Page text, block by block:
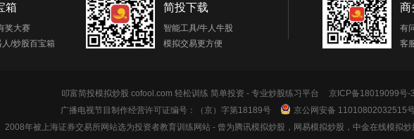
箱
奖大赛
/炒股百宝箱
简投下载
智能工具/牛人牛股
模拟交易更方便
商
有
客
叩富简投模拟炒股 cofool.com 轻松训练 简单投资 - 专业炒股练习平台
京ICP备18019099号-3
广播电视节目制作经营许可证编号：（京）字第18189号
京公网安备 11010802032515
2008年被上海证券交易所网站选为投资者教育训练网站 - 曾为腾讯模拟炒股，网易模拟炒股，中金在线模拟